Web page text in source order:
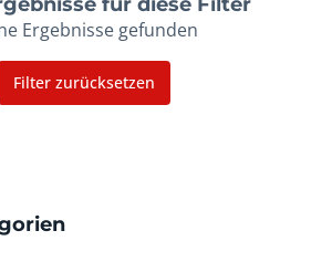
Ergebnisse gefunden
Filter zurücksetzen